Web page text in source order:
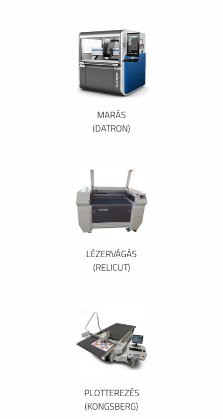
MARÁS
(DATRON)
LÉZERVÁGÁS
(RELICUT)
PLOTTEREZÉS
(KONGSBERG)